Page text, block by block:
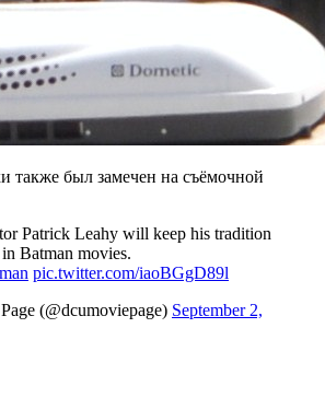
также был замечен на съёмочной
Patrick Leahy will keep his tradition
Batman movies.
pic.twitter.com/iaoBGgD89l
(@dcumoviepage) September 2,